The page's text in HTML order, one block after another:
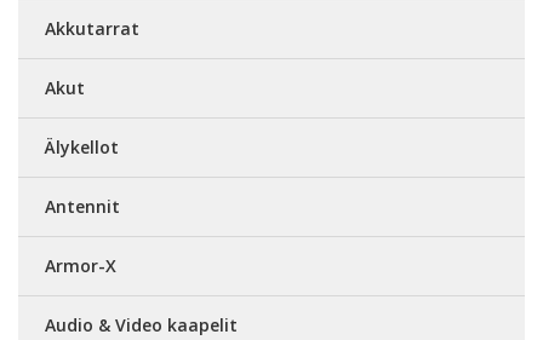
Akkutarrat
Akut
Älykellot
Antennit
Armor-X
Audio & Video kaapelit